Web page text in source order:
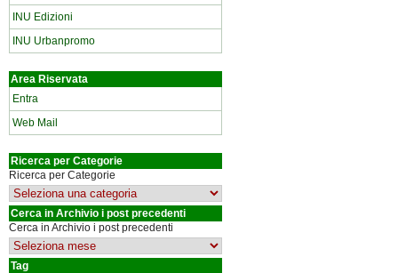
INU Edizioni
INU Urbanpromo
Area Riservata
Entra
Web Mail
Ricerca per Categorie
Ricerca per Categorie
Cerca in Archivio i post precedenti
Cerca in Archivio i post precedenti
Tag